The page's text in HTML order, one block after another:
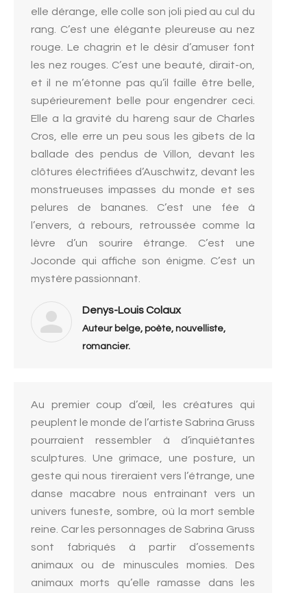
elle dérange, elle colle son joli pied au cul du
rang. C’est une élégante pleureuse au nez
rouge. Le chagrin et le désir d’amuser font
les nez rouges. C’est une beauté, dirait-on,
et il ne m’étonne pas qu’il faille être belle,
supérieurement belle pour engendrer ceci.
Elle a la gravité du hareng saur de Charles
Cros, elle erre un peu sous les gibets de la
ballade des pendus de Villon, devant les
clôtures électrifiées d’Auschwitz, devant les
monstrueuses impasses du monde et ses
pelures de bananes. C’est une fée à
l’envers, à rebours, retroussée comme la
lèvre d’un sourire étrange. C’est une
Joconde qui affiche son énigme. C’est un
mystère passionnant.
Denys-Louis Colaux
Auteur belge, poète, nouvelliste,
romancier.
Au premier coup d’œil, les créatures qui
peuplent le monde de l’artiste Sabrina Gruss
pourraient ressembler à d’inquiétantes
sculptures. Une grimace, une posture, un
geste qui nous tireraient vers l’étrange, une
danse macabre nous entrainant vers un
univers funeste, sombre, où la mort semble
reine. Car les personnages de Sabrina Gruss
sont fabriqués à partir d’ossements
animaux ou de minuscules momies. Des
animaux morts qu’elle ramasse dans les